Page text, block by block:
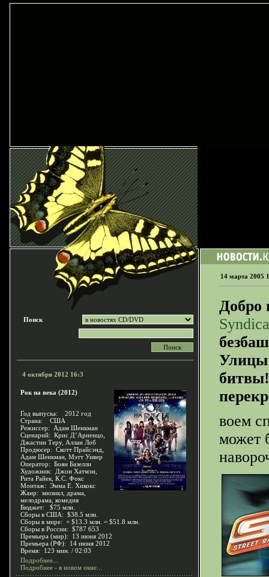
Поиск
4 октября 2012 16:3
Рок на века (2012)
Год выпуска: 2012 год
Страна: США
Режиссер: Адам Шенкман
Сценарий: Крис Д’Ариенцо,
Джастин Теру, Аллан Лоб
Продюсер: Скотт Прайсэнд,
Адам Шенкман, Мэтт Уивер
Оператор: Боян Базелли
Художник: Джон Хатмэн,
Рита Райек, К.С. Фокс
Монтаж: Эмма Е. Хикокс
Жанр: мюзикл, драма,
мелодрама, комедия
Бюджет: $75 млн.
Сборы в США: $38.5 млн.
Сборы в мире: + $13.3 млн. = $51.8 млн.
Сборы в России: $787 653
Премьера (мир): 13 июня 2012
Премьера (РФ): 14 июня 2012
Время: 123 мин. / 02:03
Подробнее...
Подробнее - в новом окне...
14 марта 2005
Добро
Улицы
воем
может